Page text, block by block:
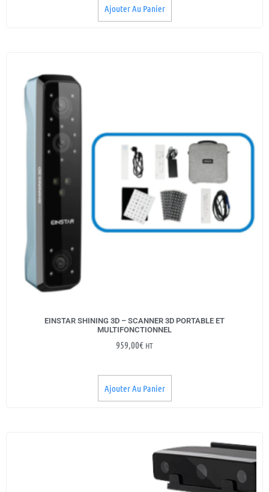
Ajouter Au Panier
EINSTAR SHINING 3D – SCANNER 3D PORTABLE ET
MULTIFONCTIONNEL
959,00€ HT
Ajouter Au Panier